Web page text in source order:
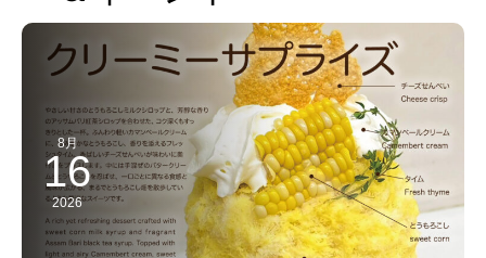
8月
16
2026